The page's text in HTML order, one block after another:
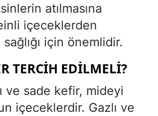
atılmasına
içeceklerden
için önemlidir.
TERCIH EDILMELI?
ve sade kefir, mideyi
içeceklerdir. Gazlı ve